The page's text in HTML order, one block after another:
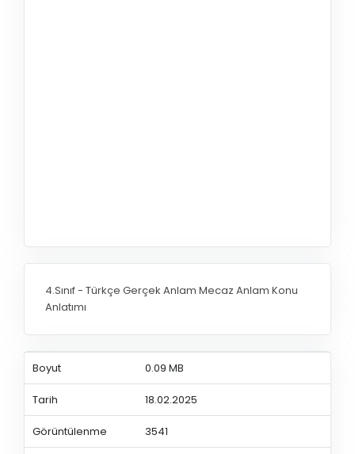
4.Sınıf - Türkçe Gerçek Anlam Mecaz Anlam Konu
Anlatımı
Boyut 0.09 MB
Tarih 18.02.2025
Görüntülenme 3541